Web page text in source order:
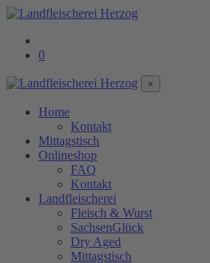
0
×
Home
Kontakt
Mittagstisch
Onlineshop
FAQ
Kontakt
Landfleischerei
Fleisch & Wurst
SachsenGlück
Dry Aged
Mittagstisch